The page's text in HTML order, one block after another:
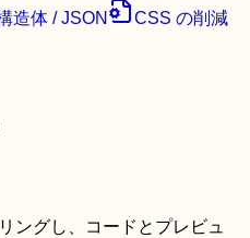
造体 / JSON
CSS の削減
ングし、コードとプレビュ